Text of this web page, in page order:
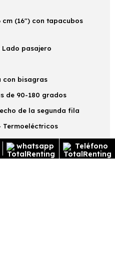
(16") con tapacubos
pasajero
con bisagras
de 90-180 grados
de la segunda fila
Termoeléctricos